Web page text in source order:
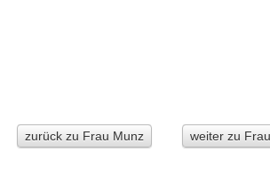
zurück zu Frau Munz
weiter zu